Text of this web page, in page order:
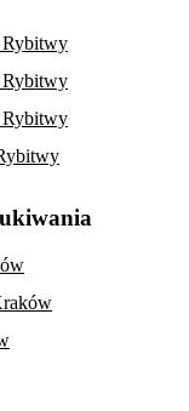
Rybitwy
Rybitwy
Rybitwy